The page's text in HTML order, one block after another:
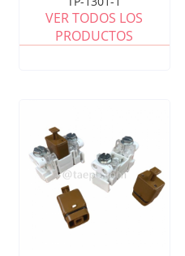
VER TODOS LOS
PRODUCTOS